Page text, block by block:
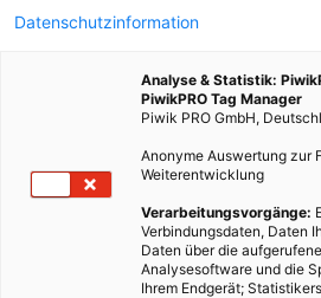
Datenschutzinformation
Analyse & Statistik:
PiwikPRO Tag Manager
Piwik PRO GmbH,
Anonyme Auswertung zur
Weiterentwicklung
Verarbeitungsvorgänge:
Verbindungsdaten, Daten
Daten über die
Analysesoftware und die
Ihrem Endgerät;